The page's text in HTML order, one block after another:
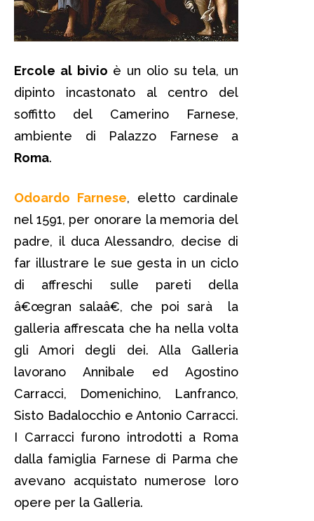
Ercole al bivio è un olio su tela, un
dipinto incastonato al centro del
soffitto del Camerino Farnese,
ambiente di Palazzo Farnese a
Roma.
Odoardo Farnese, eletto cardinale
nel 1591, per onorare la memoria del
padre, il duca Alessandro, decise di
far illustrare le sue gesta in un ciclo
di affreschi sulle pareti della
â€œgran salaâ€, che poi sarà la
galleria affrescata che ha nella volta
gli Amori degli dei. Alla Galleria
lavorano Annibale ed Agostino
Carracci, Domenichino, Lanfranco,
Sisto Badalocchio e Antonio Carracci.
I Carracci furono introdotti a Roma
dalla famiglia Farnese di Parma che
avevano acquistato numerose loro
opere per la Galleria.